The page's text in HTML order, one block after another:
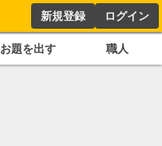
新規登録 ログイン
お題を出す 職人